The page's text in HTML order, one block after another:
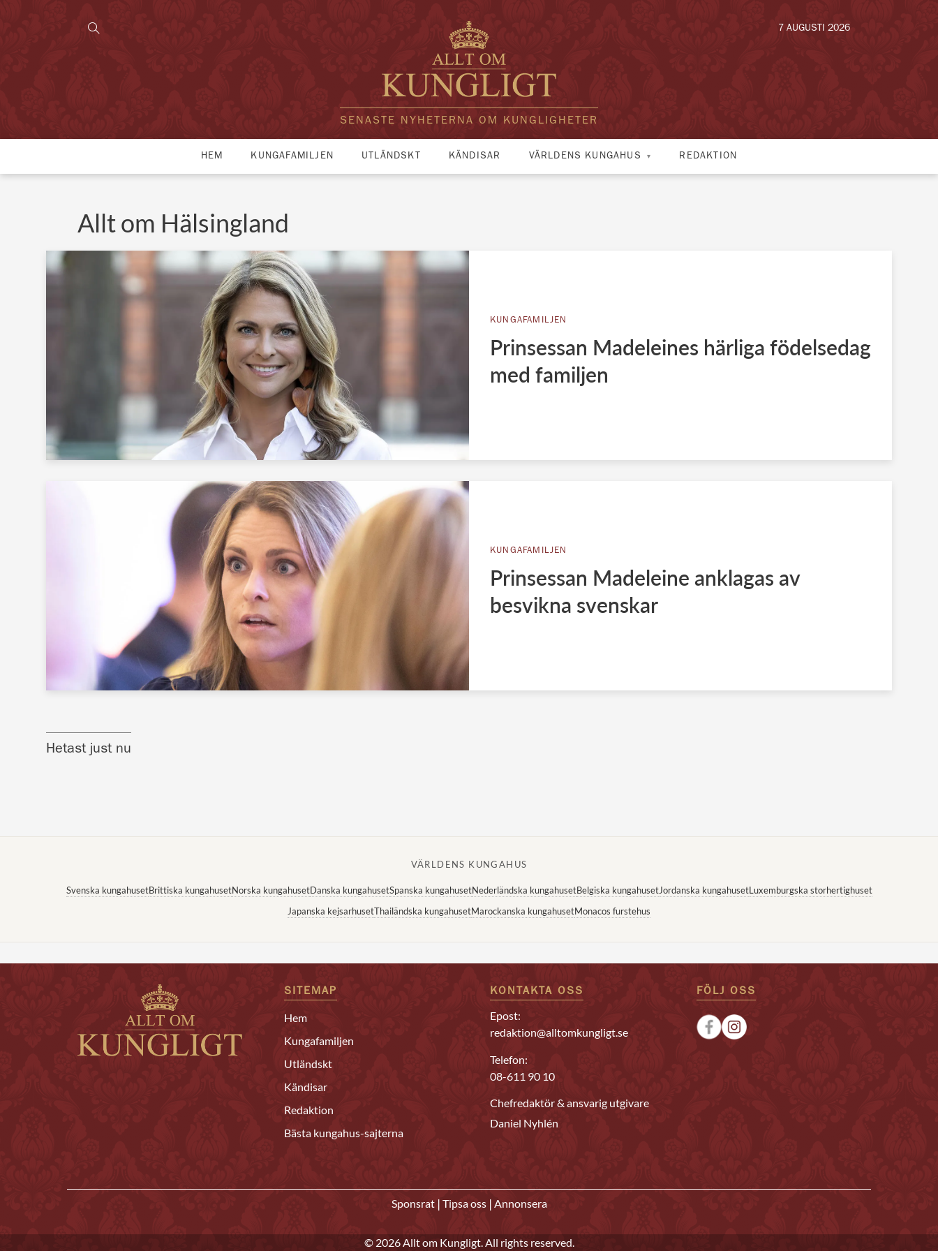
SENASTE NYHETERNA OM KUNGLIGHETER
7 AUGUSTI 2026
HEM KUNGAFAMILJEN UTLÄNDSKT KÄNDISAR VÄRLDENS KUNGAHUS REDAKTION
Allt om Hälsingland
KUNGAFAMILJEN
Prinsessan Madeleines härliga födelsedag
med familjen
KUNGAFAMILJEN
Prinsessan Madeleine anklagas av
besvikna svenskar
Hetast just nu
VÄRLDENS KUNGAHUS
Svenska kungahusetBrittiska kungahusetNorska kungahusetDanska kungahusetSpanska kungahusetNederländska kungahusetBelgiska kungahusetJordanska kungahusetLuxemburgska storhertighuset
Japanska kejsarhusetThailändska kungahusetMarockanska kungahusetMonacos furstehus
SITEMAP
Hem
Kungafamiljen
Utländskt
Kändisar
Redaktion
Bästa kungahus-sajterna
KONTAKTA OSS
Epost:
redaktion@alltomkungligt.se
Telefon:
08-611 90 10
Chefredaktör & ansvarig utgivare
Daniel Nyhlén
FÖLJ OSS
Sponsrat | Tipsa oss | Annonsera
© 2026 Allt om Kungligt. All rights reserved.